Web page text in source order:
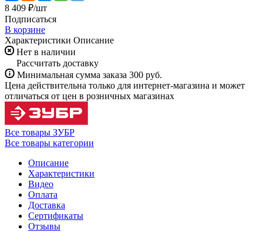
8 409 ₽/шт
Подписаться
В корзине
Характеристики Описание
Нет в наличии
Рассчитать доставку
Минимальная сумма заказа 300 руб.
Цена действительна только для интернет-магазина и может
отличаться от цен в розничных магазинах
Все товары ЗУБР
Все товары категории
Описание
Характеристики
Видео
Оплата
Доставка
Сертификаты
Отзывы